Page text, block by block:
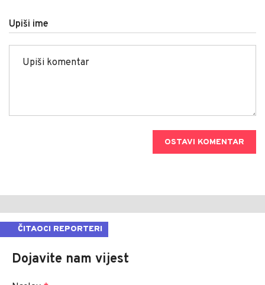
Upiši ime
OSTAVI KOMENTAR
ČITAOCI REPORTERI
Dojavite nam vijest